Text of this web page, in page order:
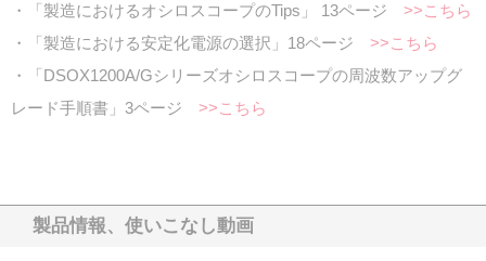
・「製造におけるオシロスコープのTips」 13ページ >>こちら
・「製造における安定化電源の選択」18ページ >>こちら
・「DSOX1200A/Gシリーズオシロスコープの周波数アップグ
レード手順書」3ページ >>こちら
製品情報、使いこなし動画